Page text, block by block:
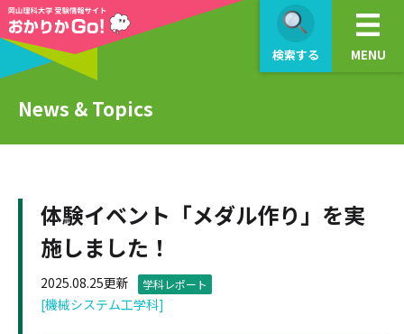
検索する MENU
News & Topics
体験イベント「メダル作り」を実
施しました！
2025.08.25更新 学科レポート
[機械システム工学科]